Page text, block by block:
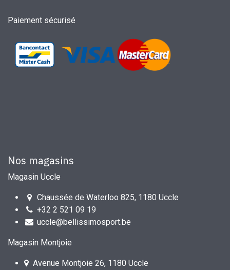
Paiement sécurisé
Nos magasins
Magasin Uccle
Chaussée de Waterloo 825, 1180 Uccle
+32 2 521 09 19
uccle@bellissimosport.be
Magasin Montjoie
Avenue Montjoie 26, 1180 Uccle